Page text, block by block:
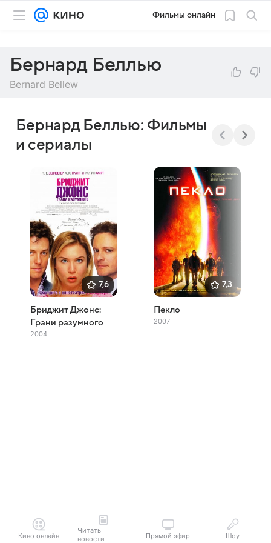
Фильмы онлайн
Бернард Беллью
Bernard Bellew
Бернард Беллью: Фильмы
и сериалы
7,6
Бриджит Джонс:
Грани разумного
2004
7,3
Пекло
2007
Кино онлайн
Читать
новости
Прямой эфир Шоу